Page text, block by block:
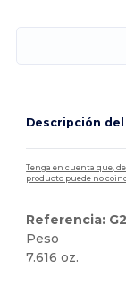
Descripción
Tenga en cuenta que,
producto puede no
Referencia:
Peso
7.616 oz.